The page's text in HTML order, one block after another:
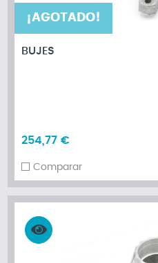
¡AGOTADO!
BUJES
254,77 €
Comparar